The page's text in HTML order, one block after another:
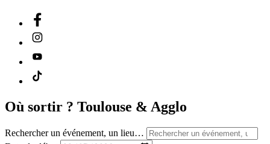
Où sortir ? Toulouse & Agglo
Rechercher un événement, un lieu…